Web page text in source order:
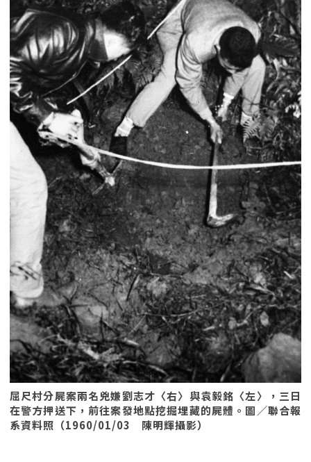
屈尺村分屍案兩名兇嫌劉志才〈右〉與袁毅銘〈左〉，三日
在警方押送下，前往案發地點挖掘埋藏的屍體。圖／聯合報
系資料照（1960/01/03 陳明輝攝影）